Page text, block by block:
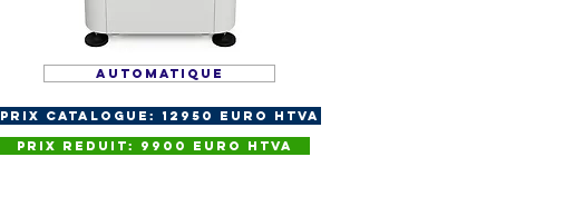
AUTOMATIQUE
Prix Catalogue: 12950 euro HTVA
Prix Reduit: 9900 euro HTVA